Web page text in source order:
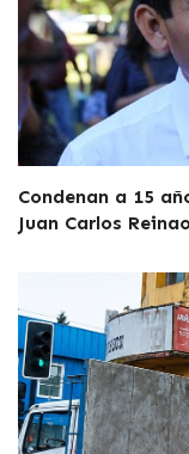
Condenan a 15
Juan Carlos Reinao